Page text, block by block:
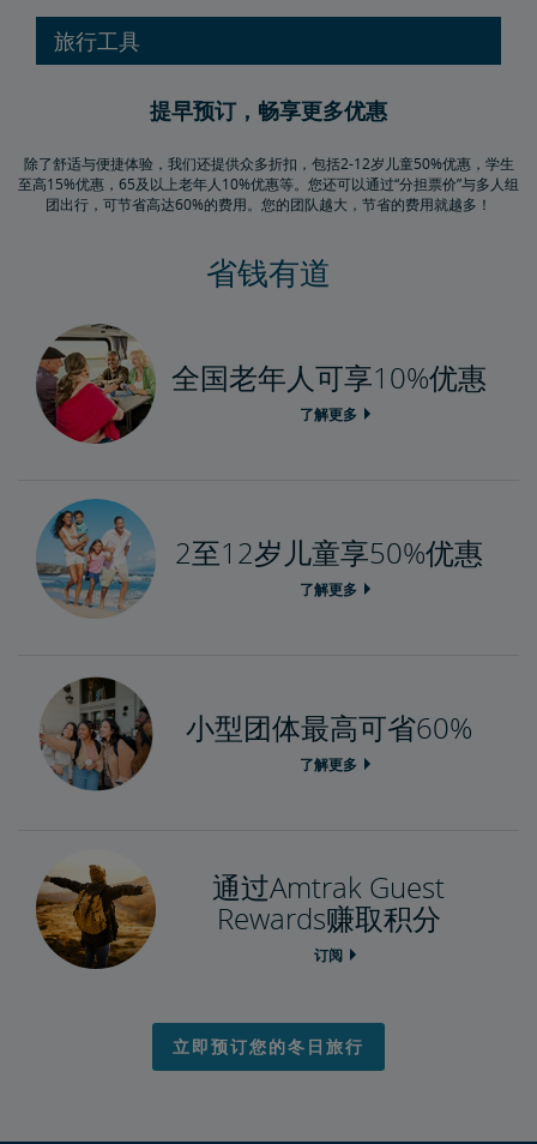
旅行工具
提早预订，畅享更多优惠
除了舒适与便捷体验，我们还提供众多折扣，包括2-12岁儿童50%优惠，学生
至高15%优惠，65及以上老年人10%优惠等。您还可以通过“分担票价”与多人组
团出行，可节省高达60%的费用。您的团队越大，节省的费用就越多！
省钱有道
全国老年人可享10%优惠
了解更多
2至12岁儿童享50%优惠
了解更多
小型团体最高可省60%
了解更多
通过Amtrak Guest
Rewards赚取积分
订阅
立即预订您的冬日旅行